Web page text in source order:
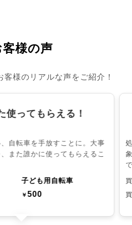
客様の声
客様のリアルな声をご紹介！
使ってもらえる！
自転車を手放すことに。大事
また誰かに使ってもらえるこ
子ども用自転車
￥500